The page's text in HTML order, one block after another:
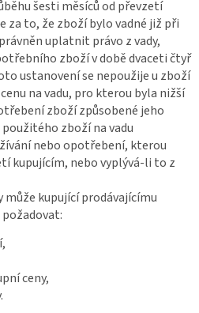
šesti měsíců od převzetí
za to, že zboží bylo vadné již při
uplatnit právo z vady,
zboží v době dvaceti čtyř
ustanovení se nepoužije u zboží
na vadu, pro kterou byla nižší
zboží způsobené jeho
zboží na vadu
nebo opotřebení, kterou
kupujícím, nebo vyplývá-li to z
může kupující prodávajícímu
ceny,